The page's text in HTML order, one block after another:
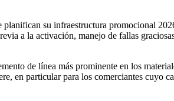
su infraestructura promocional
a la activación, manejo de fallas
de línea más prominente en los
en particular para los comerciantes